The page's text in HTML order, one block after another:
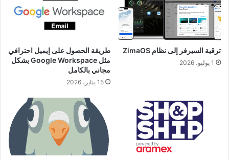
ترقية السيرفر إلى نظام ZimaOS
1 يوليو، 2026
طريقة الحصول على إيميل احترافي
مثل Google Workspace بشكل
مجاني بالكامل
15 يناير، 2026